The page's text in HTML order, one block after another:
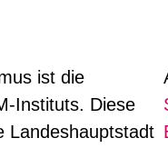
ist die
Instituts. Diese
Landeshauptstadt